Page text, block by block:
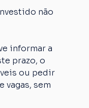
não
informar a
prazo, o
ou pedir
sem